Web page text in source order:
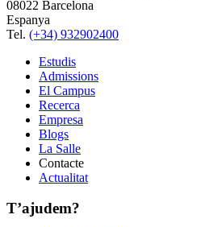
08022 Barcelona
Espanya
Tel. (+34) 932902400
Estudis
Admissions
El Campus
Recerca
Empresa
Blogs
La Salle
Contacte
Actualitat
T’ajudem?